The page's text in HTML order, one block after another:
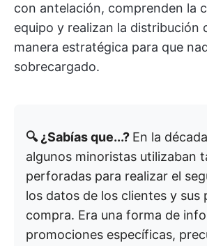
con antelación, comprenden la
equipo y realizan la distribución
manera estratégica para que
sobrecargado.
🔍 ¿Sabías que...? En la década
algunos minoristas utilizaban
perforadas para realizar el
los datos de los clientes y sus
compra. Era una forma de
promociones específicas,